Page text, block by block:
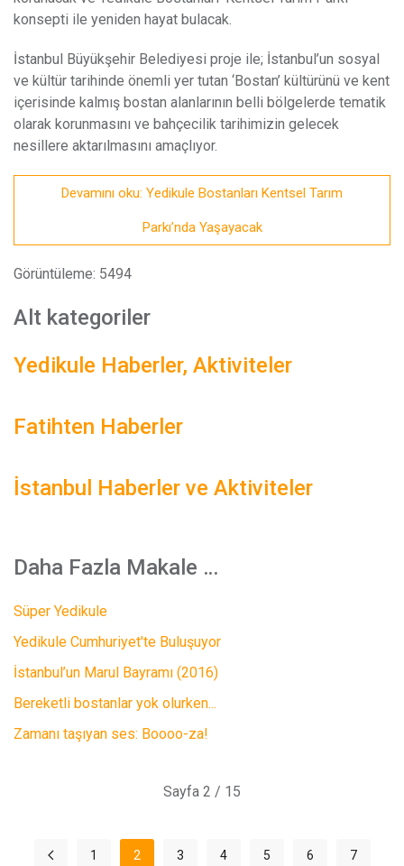
konsepti ile yeniden hayat bulacak.
İstanbul Büyükşehir Belediyesi proje ile; İstanbul’un sosyal
ve kültür tarihinde önemli yer tutan ‘Bostan’ kültürünü ve kent
içerisinde kalmış bostan alanlarının belli bölgelerde tematik
olarak korunmasını ve bahçecilik tarihimizin gelecek
nesillere aktarılmasını amaçlıyor.
Devamını oku: Yedikule Bostanları Kentsel Tarım
Parkı’nda Yaşayacak
Görüntüleme: 5494
Alt kategoriler
Yedikule Haberler, Aktiviteler
Fatihten Haberler
İstanbul Haberler ve Aktiviteler
Daha Fazla Makale …
Süper Yedikule
Yedikule Cumhuriyet'te Buluşuyor
İstanbul’un Marul Bayramı (2016)
Bereketli bostanlar yok olurken...
Zamanı taşıyan ses: Boooo-za!
Sayfa 2 / 15
1 2 3 4 5 6 7